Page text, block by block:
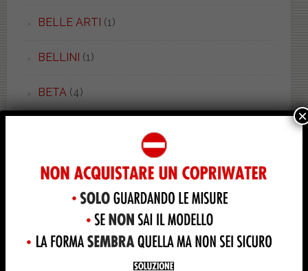
BELLE ARTI (1)
BELLINI (1)
BETA (4)
BOHEME(2)
BOHEMIEN
×